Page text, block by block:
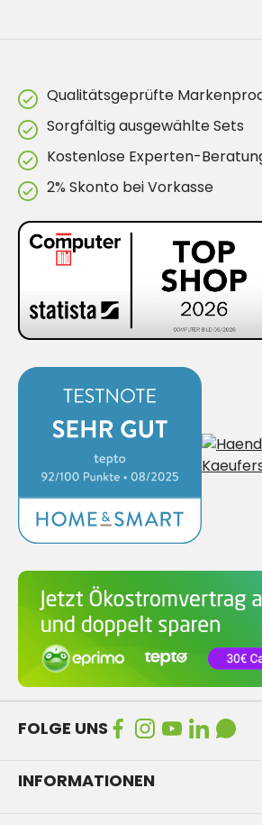
Qualitätsgeprüfte
Sorgfältig ausgewählte Sets
Kostenlose Experten-
2% Skonto bei Vorkasse
FOLGE UNS
INFORMATIONEN